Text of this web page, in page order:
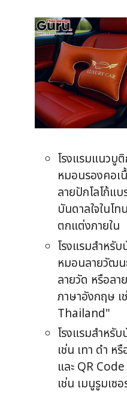
โรงแรมแนวบู
หมอนรองคอเ
ลายปักโลโก้แ
บันดาลใจในโ
ตกแต่งภายใน
โรงแรมสำหรั
หมอนลายวัฒน
ลายวัด หรือล
ภาษาอังกฤษ
Thailand"
โรงแรมสำหรั
เช่น เทา ดำ
และ QR
เช่น เมนูรูมเซ